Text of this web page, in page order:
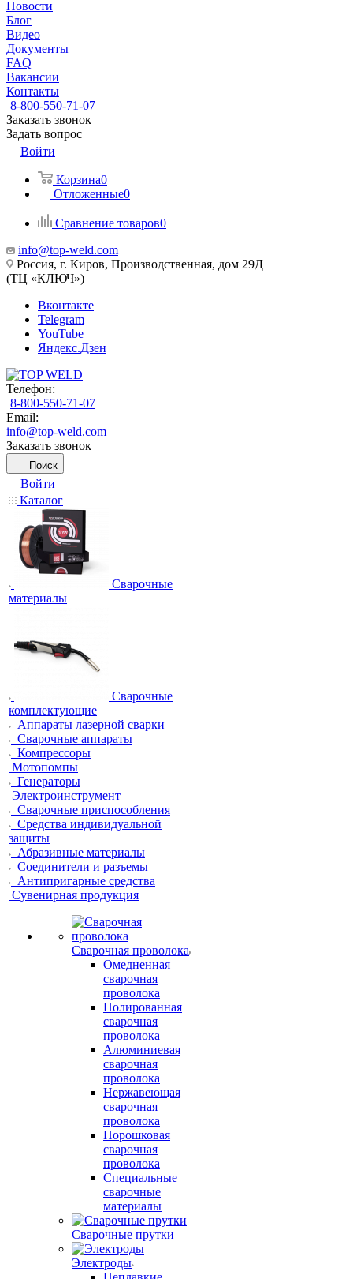
Новости
Блог
Видео
Документы
FAQ
Вакансии
Контакты
8-800-550-71-07
Заказать звонок
Задать вопрос
Войти
Корзина0
Отложенные0
Сравнение товаров0
info@top-weld.com
Россия, г. Киров, Производственная, дом 29Д
(ТЦ «КЛЮЧ»)
Вконтакте
Telegram
YouTube
Яндекс.Дзен
Телефон:
8-800-550-71-07
Email:
info@top-weld.com
Заказать звонок
Поиск
Войти
Каталог
Сварочные
материалы
Сварочные
комплектующие
Аппараты лазерной сварки
Сварочные аппараты
Компрессоры
Мотопомпы
Генераторы
Электроинструмент
Сварочные приспособления
Средства индивидуальной
защиты
Абразивные материалы
Соединители и разъемы
Антипригарные средства
Сувенирная продукция
Сварочная проволока
Омедненная
сварочная
проволока
Полированная
сварочная
проволока
Алюминиевая
сварочная
проволока
Нержавеющая
сварочная
проволока
Порошковая
сварочная
проволока
Специальные
сварочные
материалы
Сварочные прутки
Электроды